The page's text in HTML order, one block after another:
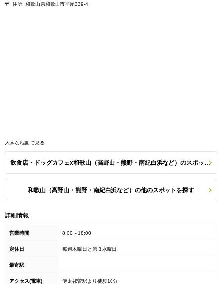
住所: 和歌山県和歌山市平尾339-4
大きな地図で見る
飲食店・ドッグカフェx和歌山（高野山・熊野・南紀白浜など）のスポット一覧
和歌山（高野山・熊野・南紀白浜など）の他のスポットを探す
詳細情報
営業時間 8:00～18:00
定休日 毎週木曜日と第３水曜日
最寄駅
アクセス(電車) 伊太祁曽駅より徒歩10分